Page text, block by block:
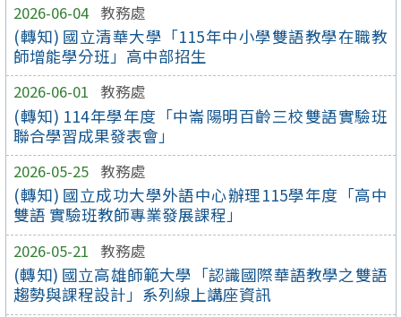
2026-06-04 教務處
(轉知) 國立清華大學「115年中小學雙語教學在職教
師增能學分班」高中部招生
2026-06-01 教務處
(轉知) 114年學年度「中崙陽明百齡三校雙語實驗班
聯合學習成果發表會」
2026-05-25 教務處
(轉知) 國立成功大學外語中心辦理115學年度「高中
雙語 實驗班教師專業發展課程」
2026-05-21 教務處
(轉知) 國立高雄師範大學「認識國際華語教學之雙語
趨勢與課程設計」系列線上講座資訊